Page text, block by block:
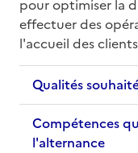
pour optimiser la
effectuer des
l'accueil des clients
Qualités
Compétences
l'alternance